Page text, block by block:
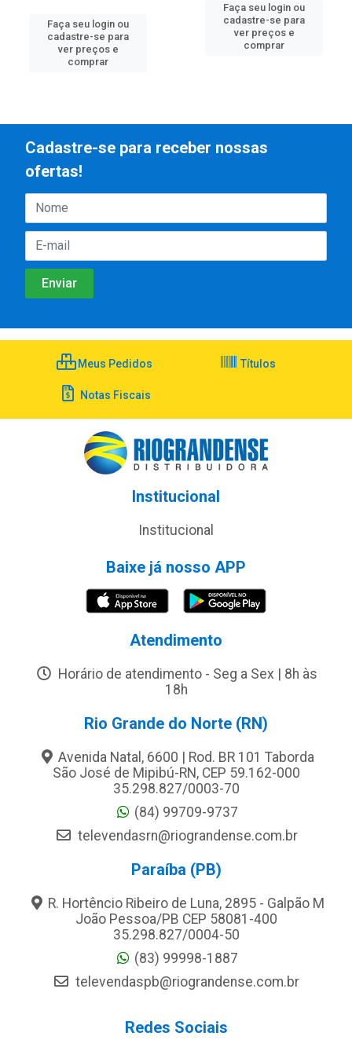
Faça seu login ou
cadastre-se para
ver preços e
comprar
Faça seu login ou
cadastre-se para
ver preços e
comprar
Cadastre-se para receber nossas
ofertas!
Meus Pedidos Títulos
Notas Fiscais
Institucional
Institucional
Baixe já nosso APP
Atendimento
Horário de atendimento - Seg a Sex | 8h às
18h
Rio Grande do Norte (RN)
Avenida Natal, 6600 | Rod. BR 101 Taborda
São José de Mipibú-RN, CEP 59.162-000
35.298.827/0003-70
(84) 99709-9737
televendasrn@riograndense.com.br
Paraíba (PB)
R. Hortêncio Ribeiro de Luna, 2895 - Galpão M
João Pessoa/PB CEP 58081-400
35.298.827/0004-50
(83) 99998-1887
televendaspb@riograndense.com.br
Redes Sociais